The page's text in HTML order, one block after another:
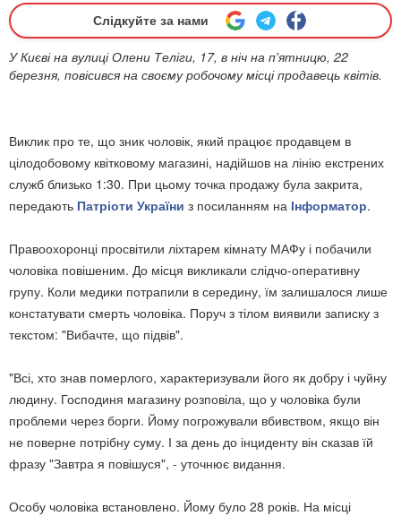
Слідкуйте за нами
У Києві на вулиці Олени Теліги, 17, в ніч на п'ятницю, 22
березня, повісився на своєму робочому місці продавець квітів.
Виклик про те, що зник чоловік, який працює продавцем в
цілодобовому квітковому магазині, надійшов на лінію екстрених
служб близько 1:30. При цьому точка продажу була закрита,
передають Патріоти України з посиланням на Інформатор.
Правоохоронці просвітили ліхтарем кімнату МАФу і побачили
чоловіка повішеним. До місця викликали слідчо-оперативну
групу. Коли медики потрапили в середину, їм залишалося лише
констатувати смерть чоловіка. Поруч з тілом виявили записку з
текстом: "Вибачте, що підвів".
"Всі, хто знав померлого, характеризували його як добру і чуйну
людину. Господиня магазину розповіла, що у чоловіка були
проблеми через борги. Йому погрожували вбивством, якщо він
не поверне потрібну суму. І за день до інциденту він сказав їй
фразу "Завтра я повішуся", - уточнює видання.
Особу чоловіка встановлено. Йому було 28 років. На місці